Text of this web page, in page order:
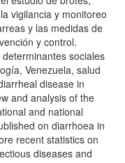
vigilancia y monitoreo
y las medidas de
y control.
sociales
Venezuela, salud
disease in
and analysis of the
and national
on diarrhoea in
recent statistics on
diseases and